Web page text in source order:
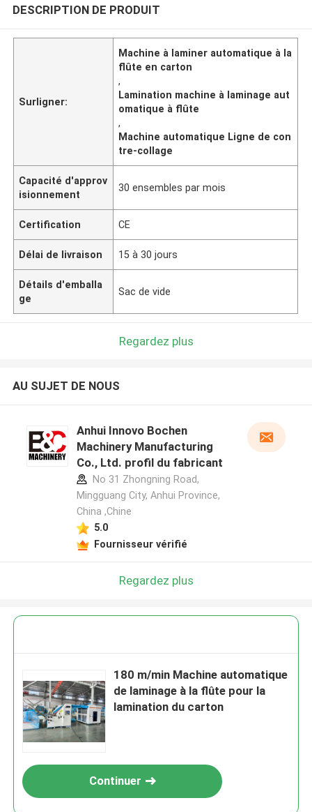
DESCRIPTION DE PRODUIT
Surligner:
Machine à laminer automatique à la
flûte en carton
,
Lamination machine à laminage aut
omatique à flûte
,
Machine automatique Ligne de con
tre-collage
Capacité d'approv
isionnement
30 ensembles par mois
Certification CE
Délai de livraison 15 à 30 jours
Détails d'emballa
ge
Sac de vide
Regardez plus
AU SUJET DE NOUS
Anhui Innovo Bochen
Machinery Manufacturing
Co., Ltd. profil du fabricant
No 31 Zhongning Road,
Mingguang City, Anhui Province,
China ,Chine
5.0
Fournisseur vérifié
Regardez plus
180 m/min Machine automatique
de laminage à la flûte pour la
lamination du carton
Continuer